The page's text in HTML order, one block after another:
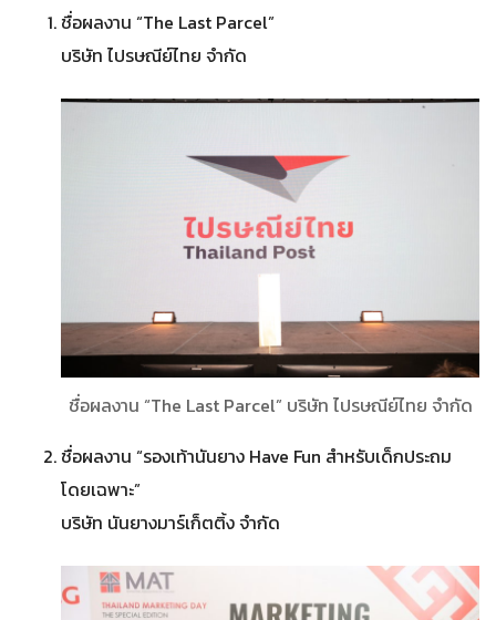
ชื่อผลงาน “The Last Parcel”
บริษัท ไปรษณีย์ไทย จำกัด
ชื่อผลงาน “The Last Parcel” บริษัท ไปรษณีย์ไทย จำกัด
ชื่อผลงาน “รองเท้านันยาง Have Fun สําหรับเด็กประถม
โดยเฉพาะ”
บริษัท นันยางมาร์เก็ตติ้ง จำกัด